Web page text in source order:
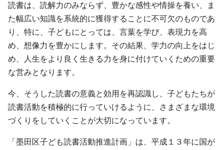
読書は、読解力のみならず、豊かな感性や情操を養い、ま
た幅広い知識を系統的に獲得することに不可欠のものであ
り、特に、子どもにとっては、言葉を学び、表現力を高
め、想像力を豊かにします。その結果、学力の向上をはじ
め、人生をより良く生きる力を身に付けていくための重要
な営みとなります。
今、そうした読書の意義と効用を再認識し、子どもたちが
読書活動を積極的に行っていけるように、さまざまな環境
づくりをしていくことが大切になっています。
「墨田区子ども読書活動推進計画」は、平成１３年に国が